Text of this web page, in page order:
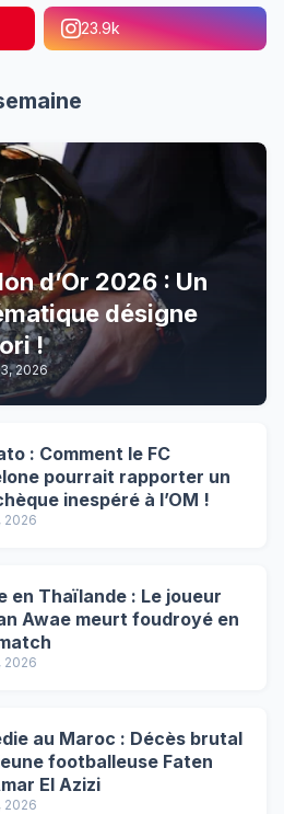
23.9k
d’Or 2026 : Un
désigne
!
2026
: Comment le FC
pourrait rapporter un
inespéré à l’OM !
2026
en Thaïlande : Le joueur
Awae meurt foudroyé en
2026
au Maroc : Décès brutal
footballeuse Faten
El Azizi
2026